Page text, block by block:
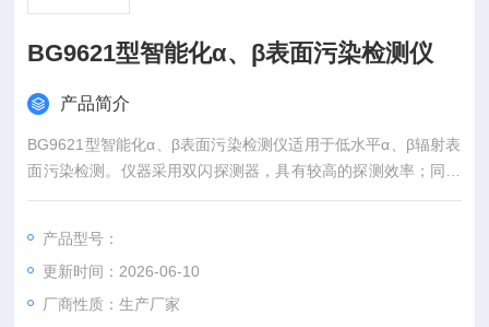
BG9621型智能化α、β表面污染检测仪
产品简介
BG9621型智能化α、β表面污染检测仪适用于低水平α、β辐射表
面污染检测。仪器采用双闪探测器，具有较高的探测效率；同一
探头能同时测量α、β粒子，并自动区分α和β粒子，是环境实验
等领域进行α、β辐射表面污染检测的理想仪器。
产品型号：
更新时间：2026-06-10
厂商性质：生产厂家